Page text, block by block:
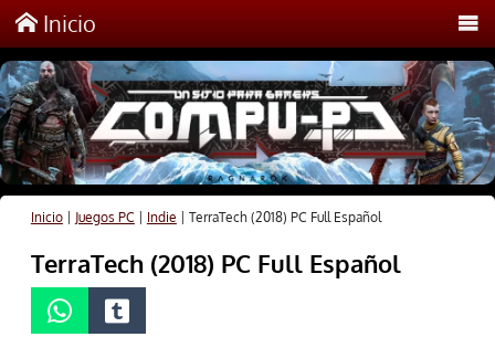
Inicio
Inicio| Juegos PC Indie TerraTech (2018) PC Full Español
TerraTech (2018) PC Full Español